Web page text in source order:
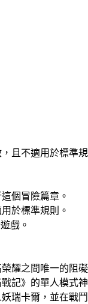
且不適用於標準規
個冒險篇章。
於標準規則。
戲。
耀之間唯一的阻礙
記》的單人模式神
瑞卡爾，並在戰鬥